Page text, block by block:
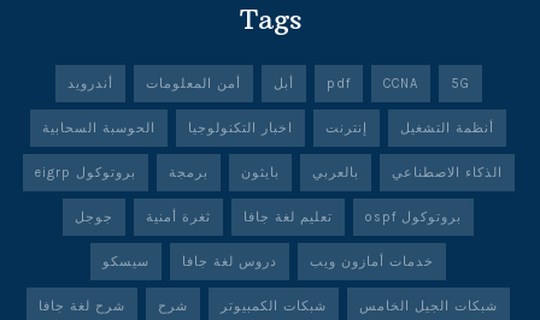
Tags
5G
CCNA
pdf أبل أمن المعلومات أندرويد
أنظمة التشغيل إنترنت اخبار التكنولوجيا الحوسبة السحابية
الذكاء الاصطناعي بالعربي بايثون برمجة بروتوكول eigrp
بروتوكول ospf تعليم لغة جافا ثغرة أمنية جوجل
خدمات أمازون ويب دروس لغة جافا سيسكو
شبكات الجيل الخامس شبكات الكمبيوتر شرح شرح لغة جافا